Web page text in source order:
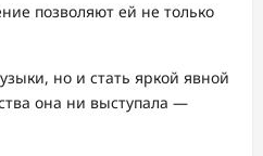
позволяют ей не только
но и стать яркой явной
она ни выступала —